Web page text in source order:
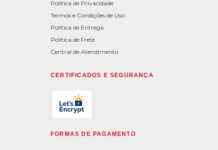
Política de Privacidade
Termos e Condições de Uso
Política de Entrega
Política de Frete
Central de Atendimento
CERTIFICADOS E SEGURANÇA
FORMAS DE PAGAMENTO